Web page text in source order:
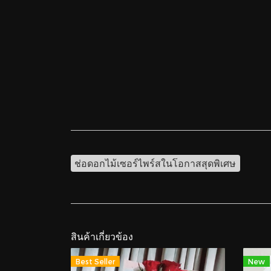
ช่อดอกไม้เซอร์ไพร์สในโอกาสสุดพิเศษ
สินค้าเกี่ยวข้อง
Best Seller New